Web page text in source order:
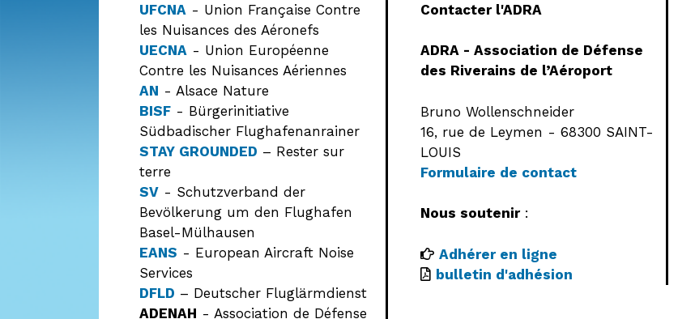
UFCNA - Union Française Contre
les Nuisances des Aéronefs
UECNA - Union Européenne
Contre les Nuisances Aériennes
AN - Alsace Nature
BISF - Bürgerinitiative
Südbadischer Flughafenanrainer
STAY GROUNDED – Rester sur
terre
SV - Schutzverband der
Bevölkerung um den Flughafen
Basel-Mülhausen
EANS - European Aircraft Noise
Services
DFLD – Deutscher Fluglärmdienst
ADENAH - Association de Défense
Contacter l'ADRA
ADRA - Association de Défense
des Riverains de l’Aéroport
Bruno Wollenschneider
16, rue de Leymen - 68300 SAINT-
LOUIS
Formulaire de contact
Nous soutenir:
Adhérer en ligne
bulletin d'adhésion